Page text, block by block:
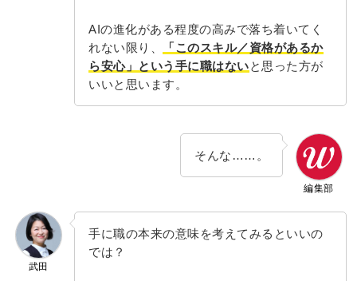
AIの進化がある程度の高みで落ち着いてく
れない限り、
「このスキル／資格があるか
ら安心」という手に職はないと思った方が
いいと思います。
編集部
そんな……。
武田
手に職の本来の意味を考えてみるといいの
では？